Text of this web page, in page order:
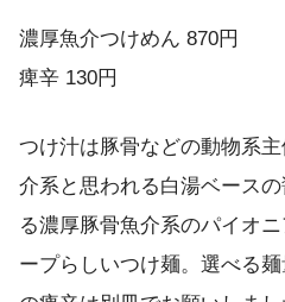
濃厚魚介つけめん 870円
痺辛 130円
つけ汁は豚骨などの動物系
介系と思われる白湯ベース
る濃厚豚骨魚介系のパイオ
ープらしいつけ麺。選べる